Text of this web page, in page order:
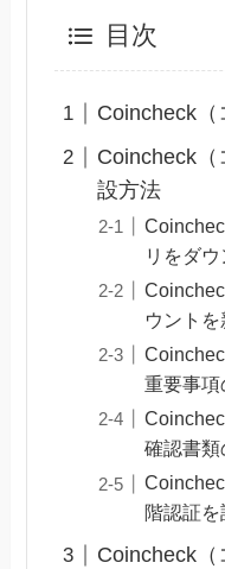
目次
Coincheck（
Coincheck（
設方法
リをダ
ウント
重要事項
確認書類
階認証を
Coincheck